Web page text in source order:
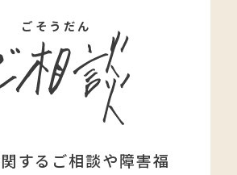
ごそうだん
するご相談や障害福